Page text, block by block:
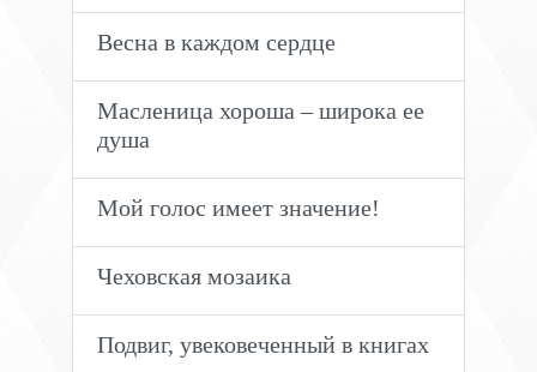
Весна в каждом сердце
Масленица хороша – широка ее
душа
Мой голос имеет значение!
Чеховская мозаика
Подвиг, увековеченный в книгах